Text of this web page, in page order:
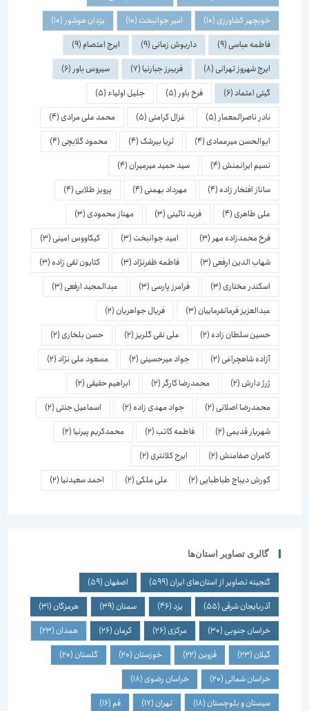
خوبچهر کشاورزی (10) امیر جوانبخت(10) یزدان هوشور(10)
فاطمه عباسی(9) داریوش زمانی(9) ایرج اعتصام(9)
ایرج شهروز تهرانی(8) فریبرز جبارنیا(7) سیروس باور(6)
گیتی اعتماد(6) فرخ باور (5) جلیل اولیاء(5)
نادر ناصرالمعمار(5) غزال کرامتی(5) محمد علی مرادی(4)
ابوالحسن میرعمادی(4) ثریا بیرشک(4) محمود گلابچی(4)
نسیم ایرانمنش(4) سید حمید میرمیران(4)
ساناز افتخار زاده(4) مهرداد بهمنی(4) پرویز طلایی(4)
علی طاهری(4) فرید نائینی(3) مهناز محمودی(3)
فرخ محمدزاده مهر(3) امید جوانبخت(3) کیکاووس امینی(3)
شهاب الدین ارفعی(3) فاطمه ظفرنژاد(3) کتایون تقی زاده(3)
اسكندر مختاری(3) فرامرز پارسی(3) عبدالمجید ارفعی(3)
عبدالعزیز فرمانفرماییان(3) فریال جواهریان(2)
حسین سلطان زاده(2) علی نقی گلریز(2) حسن بلخاری(2)
آزاده شاهچراغی(2) جواد میرحسینی(2) مسعود علی نژاد(2)
ژرژ دارش(2) محمدرضا کارگر(2) ابراهیم حقیقی(2)
محمدرضا اصلانی(2) جواد مهدی زاده(2) اسماعیل جنتی(2)
شهریار قدیمی(2) فاطمه کاتب(2) محمدکریم پیرنیا(2)
کامران صفامنش(2) ایرج کلانتری(2)
کورش دیباج طباطبایی(2) علی ملکی(2) احمد سعیدنیا(2)
گالری تصاویر استان‌ها
گنجینه تصاویر از استان‌های ایران(599) اصفهان
(59)
آذربایجان شرقی(55) یزد سمنان هرمزگان
(31)
خراسان جنوبی(30) مرکزی کرمان همدان
قزوین خوزستان(20) گلستان
(20)
خراسان شمالی(20) خراسان رضوی(18)
سیستان و بلوچستان(18) تهران قم